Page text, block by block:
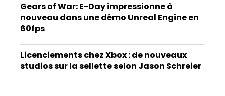
Gears of War: E-Day impressionne à
nouveau dans une démo Unreal Engine en
60fps
Licenciements chez Xbox : de nouveaux
studios sur la sellette selon Jason Schreier